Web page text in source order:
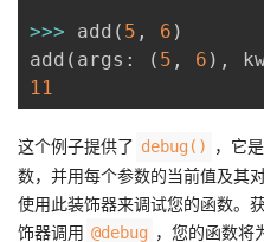
>>> add ( 5 , 6 )
add ( args : ( 5 , 6 ) ,
11
这个例子提供了 debug()
，它
数，并用每个参数的当前值及其
使用此装饰器来调试您的函数。
饰器调用 @debug ，您的函数将